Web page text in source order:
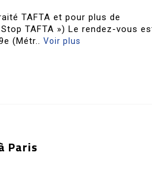
TAFTA et pour plus de
TAFTA ») Le rendez-vous
(Métr.. Voir plus
Paris